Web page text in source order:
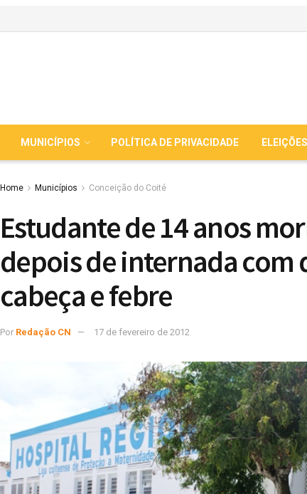
MUNICÍPIOS POLÍTICA DE PRIVACIDADE
Home Municípios Conceição do Coité
Estudante de 14 anos
depois de internada com
cabeça e febre
Por Redação CN 17 de fevereiro de 2012